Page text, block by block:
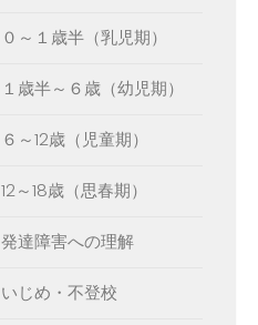
０～１歳半（乳児期）
１歳半～６歳（幼児期）
６～12歳（児童期）
12～18歳（思春期）
発達障害への理解
いじめ・不登校